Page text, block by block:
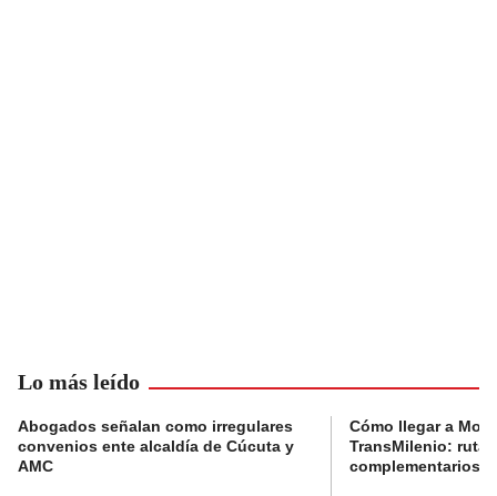
Lo más leído
Abogados señalan como irregulares
convenios ente alcaldía de Cúcuta y
AMC
Cómo llegar a
TransMilenio:
complementarios